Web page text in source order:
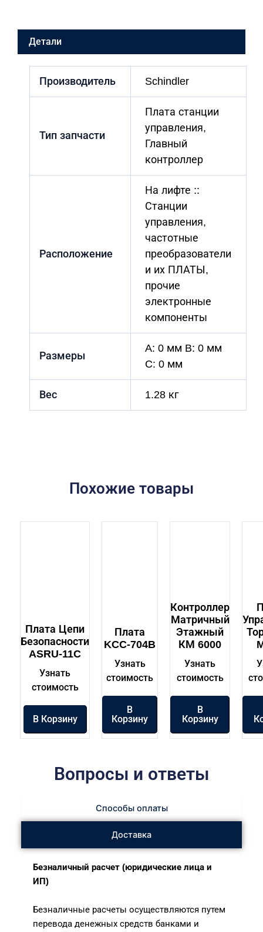
Детали
Производитель Schindler
Тип запчасти
Плата станции
управления,
Главный
контроллер
Расположение
На лифте ::
Станции
управления,
частотные
преобразователи
и их ПЛАТЫ,
прочие
электронные
компоненты
Размеры
A: 0 мм B: 0 мм
C: 0 мм
Вес 1.28 кг
Похожие товары
Плата Цепи
Безопасности
ASRU-11C
Узнать
стоимость
В Корзину
Плата
KCC-704B
Узнать
стоимость
В
Корзину
Контроллер
Матричный
Этажный
КМ 6000
Узнать
стоимость
В
Корзину
Вопросы и ответы
Способы оплаты
Доставка
Безналичный расчет (юридические лица и
ИП)
Безналичные расчеты осуществляются путем
перевода денежных средств банками и